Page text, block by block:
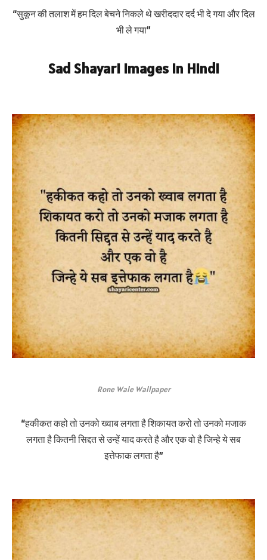
“सुकून की तलाश में हम दिल बेचने निकले थे खरीददार दर्द भी दे गया और दिल
भी ले गया”
Sad Shayari Images In Hindi
Rone Wale Wallpaper
“हकीकत कहो तो उनको ख्वाब लगता है शिकायत करो तो उनको मजाक
लगता है कितनी सिद्दत से उन्हें याद करते है और एक वो है जिन्हे ये सब
इत्तेफाक लगता है”